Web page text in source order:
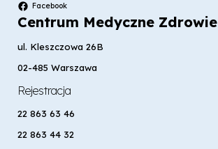
Facebook
Centrum Medyczne Zdrowie
ul. Kleszczowa 26B
02-485 Warszawa
Rejestracja
22 863 63 46
22 863 44 32